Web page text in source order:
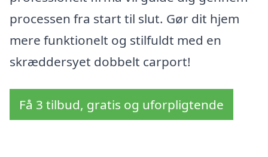
processen fra start til slut. Gør dit hjem
mere funktionelt og stilfuldt med en
skræddersyet dobbelt carport!
Få 3 tilbud, gratis og uforpligtende